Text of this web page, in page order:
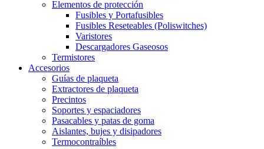
Elementos de protección
Fusibles y Portafusibles
Fusibles Reseteables (Poliswitches)
Varistores
Descargadores Gaseosos
Termistores
Accesorios
Guías de plaqueta
Extractores de plaqueta
Precintos
Soportes y espaciadores
Pasacables y patas de goma
Aislantes, bujes y disipadores
Termocontraíbles